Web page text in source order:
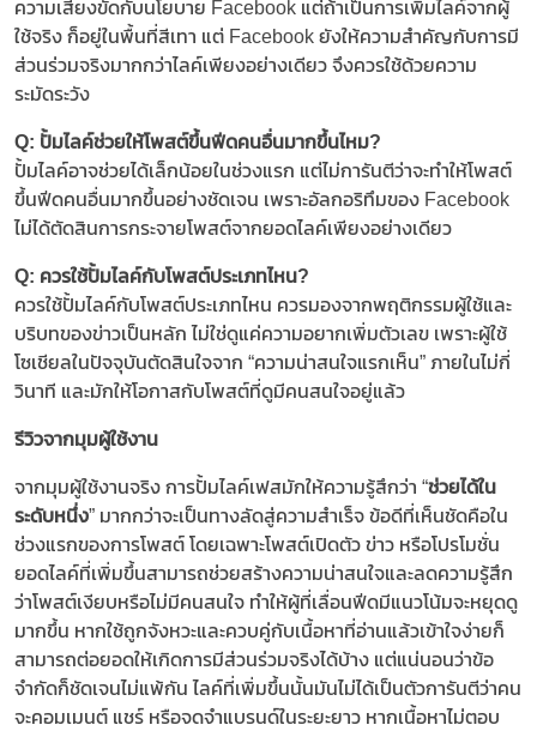
ความเสี่ยงขัดกับนโยบาย Facebook แต่ถ้าเป็นการเพิ่มไลค์จากผู้
ใช้จริง ก็อยู่ในพื้นที่สีเทา แต่ Facebook ยังให้ความสำคัญกับการมี
ส่วนร่วมจริงมากกว่าไลค์เพียงอย่างเดียว จึงควรใช้ด้วยความ
ระมัดระวัง​
Q: ปั้มไลค์ช่วยให้โพสต์ขึ้นฟีดคนอื่นมากขึ้นไหม?
ปั้มไลค์อาจช่วยได้เล็กน้อยในช่วงแรก แต่ไม่การันตีว่าจะทำให้โพสต์
ขึ้นฟีดคนอื่นมากขึ้นอย่างชัดเจน เพราะอัลกอริทึมของ Facebook
ไม่ได้ตัดสินการกระจายโพสต์จากยอดไลค์เพียงอย่างเดียว​
Q: ควรใช้ปั้มไลค์กับโพสต์ประเภทไหน?
​ควรใช้ปั้มไลค์กับโพสต์ประเภทไหน ควรมองจากพฤติกรรมผู้ใช้และ
บริบทของข่าวเป็นหลัก ไม่ใช่ดูแค่ความอยากเพิ่มตัวเลข เพราะผู้ใช้
โซเชียลในปัจจุบันตัดสินใจจาก “ความน่าสนใจแรกเห็น” ภายในไม่กี่
วินาที และมักให้โอกาสกับโพสต์ที่ดูมีคนสนใจอยู่แล้ว​
รีวิวจากมุมผู้ใช้งาน
จากมุมผู้ใช้งานจริง การปั้มไลค์เฟสมักให้ความรู้สึกว่า “​ช่วยได้ใน
ระดับหนึ่ง​​” มากกว่าจะเป็นทางลัดสู่ความสำเร็จ ข้อดีที่เห็นชัดคือใน
ช่วงแรกของการโพสต์ โดยเฉพาะโพสต์เปิดตัว ข่าว หรือโปรโมชั่น
ยอดไลค์ที่เพิ่มขึ้นสามารถช่วยสร้างความน่าสนใจและลดความรู้สึก
ว่าโพสต์เงียบหรือไม่มีคนสนใจ ทำให้ผู้ที่เลื่อนฟีดมีแนวโน้มจะหยุดดู
มากขึ้น หากใช้ถูกจังหวะและควบคู่กับเนื้อหาที่อ่านแล้วเข้าใจง่ายก็
สามารถต่อยอดให้เกิดการมีส่วนร่วมจริงได้บ้าง แต่แน่นอนว่าข้อ
จำกัดก็ชัดเจนไม่แพ้กัน ไลค์ที่เพิ่มขึ้นนั้นมันไม่ได้เป็นตัวการันตีว่าคน
จะคอมเมนต์ แชร์ หรือจดจำแบรนด์ในระยะยาว หากเนื้อหาไม่ตอบ